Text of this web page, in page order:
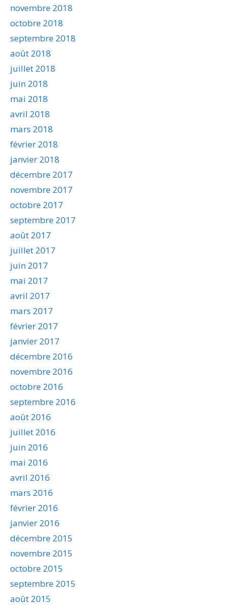
novembre 2018
octobre 2018
septembre 2018
août 2018
juillet 2018
juin 2018
mai 2018
avril 2018
mars 2018
février 2018
janvier 2018
décembre 2017
novembre 2017
octobre 2017
septembre 2017
août 2017
juillet 2017
juin 2017
mai 2017
avril 2017
mars 2017
février 2017
janvier 2017
décembre 2016
novembre 2016
octobre 2016
septembre 2016
août 2016
juillet 2016
juin 2016
mai 2016
avril 2016
mars 2016
février 2016
janvier 2016
décembre 2015
novembre 2015
octobre 2015
septembre 2015
août 2015